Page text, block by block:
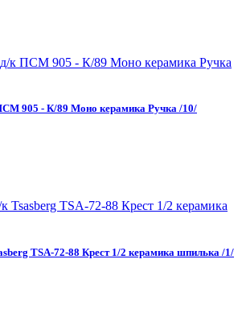
905 - К/89 Моно керамика Ручка /10/
TSA-72-88 Крест 1/2 керамика шпилька /1/